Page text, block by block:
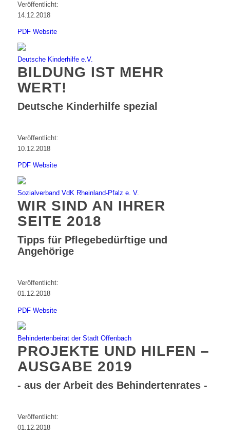
Veröffentlicht:
14.12.2018
PDF Website
Deutsche Kinderhilfe e.V.
BILDUNG IST MEHR
WERT!
Deutsche Kinderhilfe spezial
Veröffentlicht:
10.12.2018
PDF Website
Sozialverband VdK Rheinland-Pfalz e. V.
WIR SIND AN IHRER
SEITE 2018
Tipps für Pflegebedürftige und
Angehörige
Veröffentlicht:
01.12.2018
PDF Website
Behindertenbeirat der Stadt Offenbach
PROJEKTE UND HILFEN –
AUSGABE 2019
- aus der Arbeit des Behindertenrates -
Veröffentlicht:
01.12.2018